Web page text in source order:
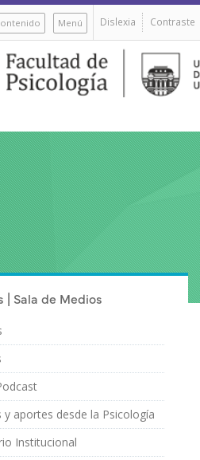
Menú Dislexia Contraste
| Sala de Medios
y aportes desde la Psicología
Institucional